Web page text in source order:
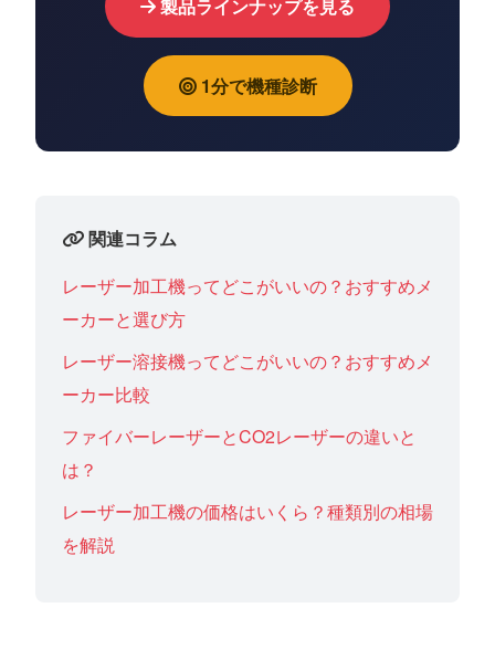
製品ラインナップを見る
1分で機種診断
関連コラム
レーザー加工機ってどこがいいの？おすすめメ
ーカーと選び方
レーザー溶接機ってどこがいいの？おすすめメ
ーカー比較
ファイバーレーザーとCO2レーザーの違いと
は？
レーザー加工機の価格はいくら？種類別の相場
を解説